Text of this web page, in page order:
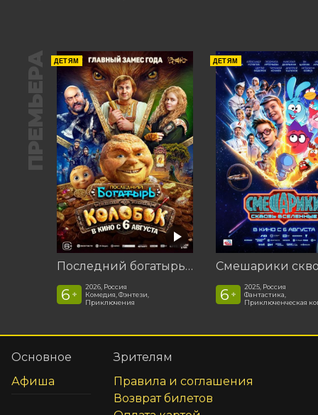
ПРЕМЬЕРА ДЕТЯМ
Последний богатырь. Колобок
6 +
2026, Россия
Комедия, Фэнтези,
Приключения
ДЕТЯМ
6 +
2025, Россия
Фантастика,
Приключенческая
Основное
Афиша
Зрителям
Правила и соглашения
Возврат билетов